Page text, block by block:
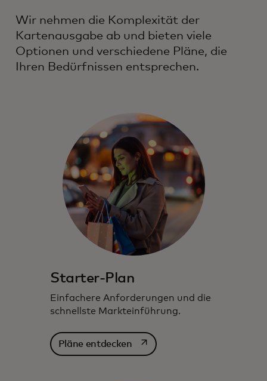
Wir nehmen die Komplexität der
Kartenausgabe ab und bieten viele
Optionen und verschiedene Pläne, die
Ihren Bedürfnissen entsprechen.
Starter-Plan
Einfachere Anforderungen und die
schnellste Markteinführung.
Pläne entdeckenwird in einer neuen